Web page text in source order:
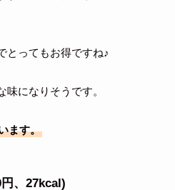
とってもお得ですね♪
になりそうです。
ます。
、 27kcal)